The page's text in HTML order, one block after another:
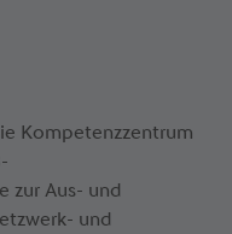
Kompetenzzentrum
zur Aus- und
und